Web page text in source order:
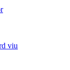
viu